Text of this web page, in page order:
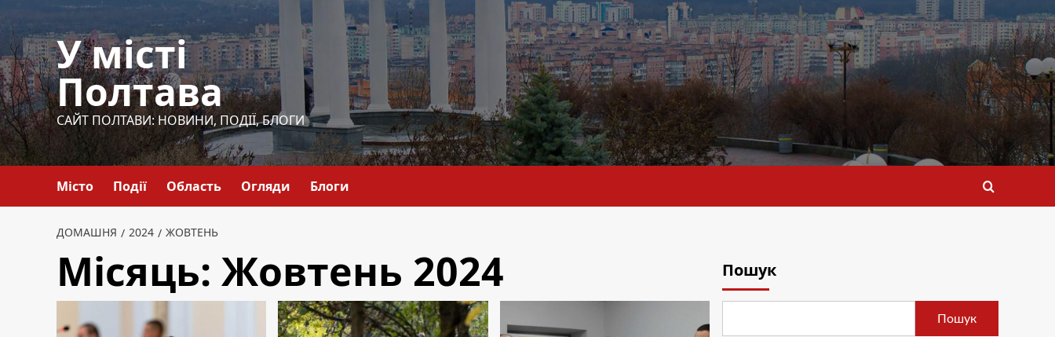
до
вмісту
У місті
Полтава
САЙТ ПОЛТАВИ: НОВИНИ, ПОДІЇ, БЛОГИ
Місто Події Область Огляди Блоги
ДОМАШНЯ 2024 ЖОВТЕНЬ
Місяць: Жовтень 2024 Пошук
Пошук